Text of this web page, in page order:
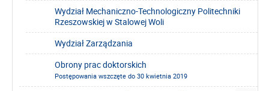
Wydział Mechaniczno-Technologiczny Politechniki
Rzeszowskiej w Stalowej Woli
Wydział Zarządzania
Obrony prac doktorskich
Postępowania wszczęte do 30 kwietnia 2019